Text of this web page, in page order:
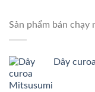
Sản phẩm bán chạy
Dây